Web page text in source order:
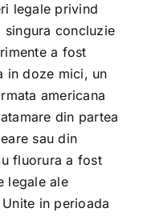
legale privind
singura concluzie
a fost
in doze mici, un
americana
din partea
sau din
fluorura a fost
legale ale
in perioada